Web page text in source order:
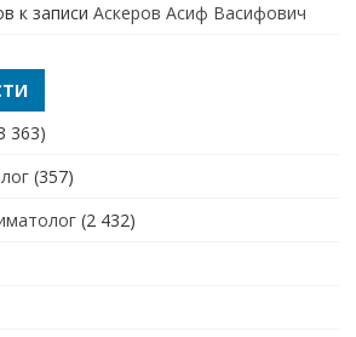
к записи Аскеров Асиф Васифович
363)
(357)
(2 432)